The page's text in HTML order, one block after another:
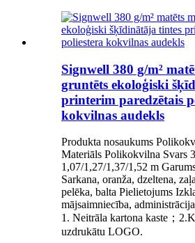
Signwell 380 g/m²
gruntēts ekoloģiski
printerim paredzētais
kokvilnas audekls
Produkta nosaukums
Materiāls Polikokvilna Svars
1,07/1,27/1,37/1,52 m
Sarkana, oranža, dzeltena,
pelēka, balta Pielietojums
mājsaimniecība,
1. Neitrāla kartona kaste；
uzdrukātu LOGO.